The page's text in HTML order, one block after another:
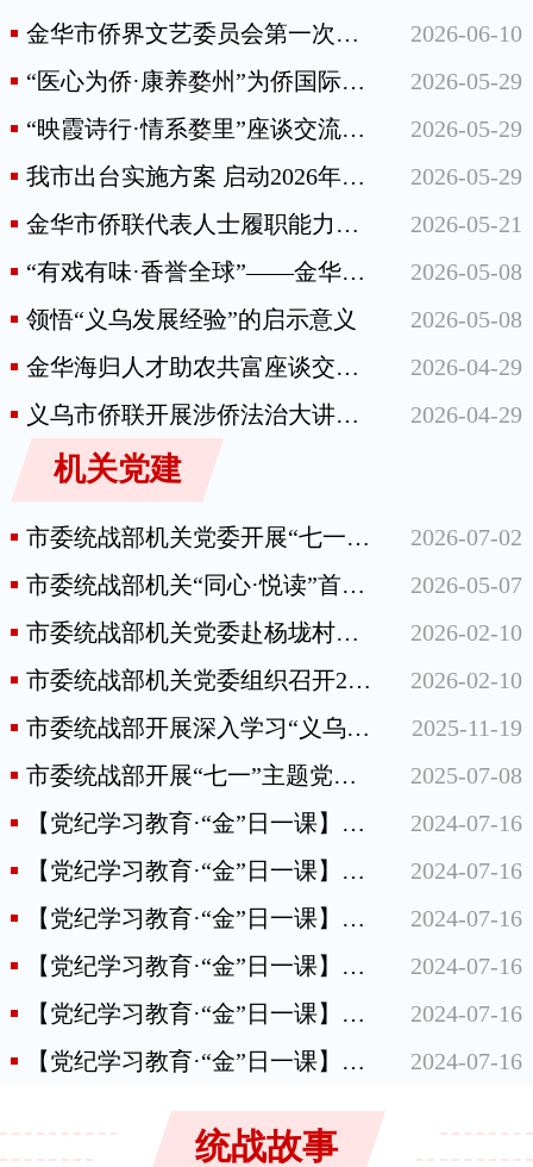
金华市侨界文艺委员会第一次会议召开
2026-06-10
“医心为侨·康养婺州”为侨国际医疗合作服务签约仪式举行
2026-05-29
“映霞诗行·情系婺里”座谈交流会举行
2026-05-29
我市出台实施方案 启动2026年“之江同心·法治护侨”涉侨法治服务专项行动
2026-05-29
金华市侨联代表人士履职能力提升班在杭举办
2026-05-21
“有戏有味·香誉全球”——金华兰溪游埠古镇“侨韵街区”正式开街
2026-05-08
领悟“义乌发展经验”的启示意义
2026-05-08
金华海归人才助农共富座谈交流活动在婺城区安地镇举行
2026-04-29
义乌市侨联开展涉侨法治大讲堂活动
2026-04-29
机关党建
市委统战部机关党委开展“七一”党建活动
2026-07-02
市委统战部机关“同心·悦读”首期活动圆满开展
2026-05-07
市委统战部机关党委赴杨垅村开展“同心送福”活动
2026-02-10
市委统战部机关党委组织召开2025年度党支部书记抓党建工作述职评议会
2026-02-10
市委统战部开展深入学习“义乌发展经验”主题党日活动
2025-11-19
市委统战部开展“七一”主题党日活动
2025-07-08
【党纪学习教育·“金”日一课】党组织违犯党纪如何处理，其成员受什么影响？
2024-07-16
【党纪学习教育·“金”日一课】哪些情形可以从轻或者减轻处分
2024-07-16
【党纪学习教育·“金”日一课】哪些情形应当从重或者加重处分
2024-07-16
【党纪学习教育·“金”日一课】共同违纪、集体违纪应该如何认定处理
2024-07-16
【党纪学习教育·“金”日一课】对违法犯罪党员的处分规定
2024-07-16
【党纪学习教育·“金”日一课】直接责任、主要领导责任、重要领导责任如何区分？
2024-07-16
统战故事